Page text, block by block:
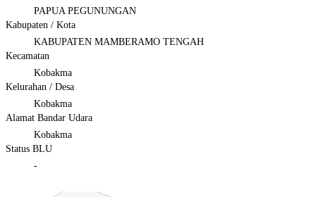
PAPUA PEGUNUNGAN
Kabupaten / Kota
KABUPATEN MAMBERAMO TENGAH
Kecamatan
Kobakma
Kelurahan / Desa
Kobakma
Alamat Bandar Udara
Kobakma
Status BLU
-